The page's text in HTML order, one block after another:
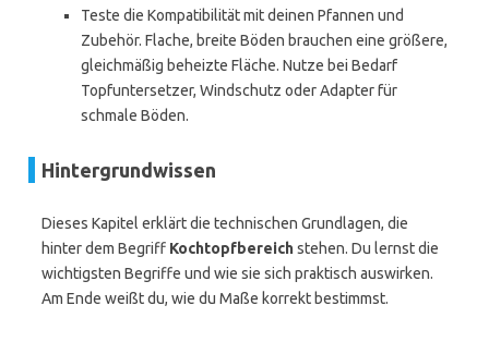
Teste die Kompatibilität mit deinen Pfannen und
Zubehör. Flache, breite Böden brauchen eine größere,
gleichmäßig beheizte Fläche. Nutze bei Bedarf
Topfuntersetzer, Windschutz oder Adapter für
schmale Böden.
Hintergrundwissen
Dieses Kapitel erklärt die technischen Grundlagen, die
hinter dem Begriff Kochtopfbereichstehen. Du lernst die
wichtigsten Begriffe und wie sie sich praktisch auswirken.
Am Ende weißt du, wie du Maße korrekt bestimmst.